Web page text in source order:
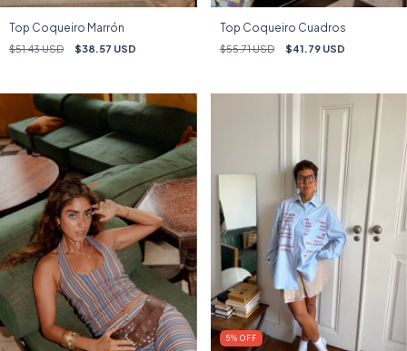
Top Coqueiro Marrón
$51.43 USD $38.57 USD
Top Coqueiro Cuadros
$55.71 USD $41.79 USD
5% OFF